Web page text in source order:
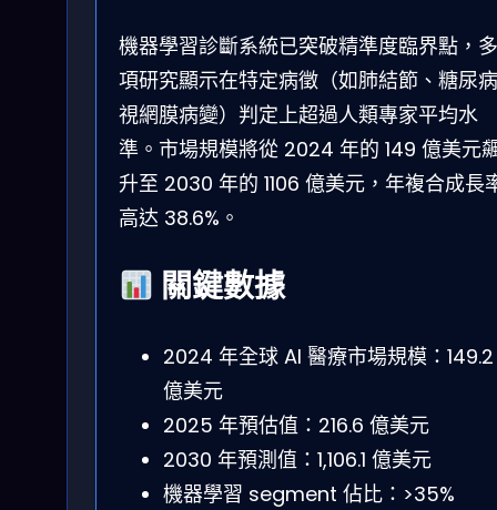
機器學習診斷系統已突破精準度臨界點，多
項研究顯示在特定病徵（如肺結節、糖尿病
視網膜病變）判定上超過人類專家平均水
準。市場規模將從 2024 年的 149 億美元
升至 2030 年的 1106 億美元，年複合成長
高达 38.6%。
關鍵數據
2024 年全球 AI 醫療市場規模：149.2
億美元
2025 年預估值：216.6 億美元
2030 年預測值：1,106.1 億美元
機器學習 segment 佔比：>35%